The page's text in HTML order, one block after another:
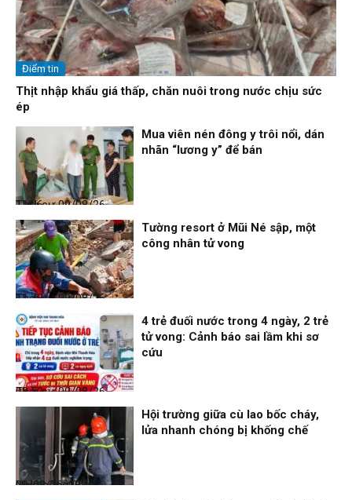
Điểm tin
Thịt nhập khẩu giá thấp, chăn nuôi trong nước chịu sức
ép
Thời sự
09/08/26, 11:46
Mua viên nén đông y trôi nổi, dán
nhãn “lương y” để bán
Thời sự
09/08/26, 11:43
Tường resort ở Mũi Né sập, một
công nhân tử vong
Thời sự
09/08/26, 08:52
4 trẻ đuối nước trong 4 ngày, 2 trẻ
tử vong: Cảnh báo sai lầm khi sơ
cứu
Nhịp sống 24h
09/08/26, 08:16
Hội trường giữa cù lao bốc cháy,
lửa nhanh chóng bị khống chế